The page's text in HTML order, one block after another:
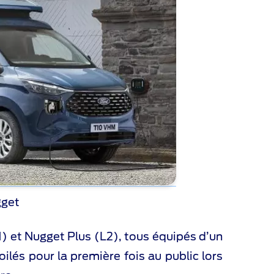
et Nugget Plus (L2), tous équipés d’un
pour la première fois au public lors